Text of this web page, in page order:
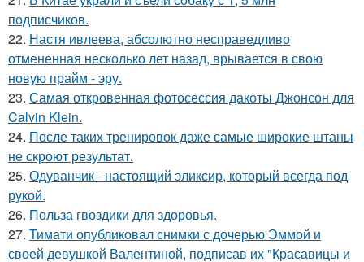
подписчиков.
22. Настя ивлеева, абсолютно несправедливо
отмененная несколько лет назад, врывается в свою
новую прайм - эру.
23. Самая откровенная фотосессия дакоты Джонсон для
Calvin Klein.
24. После таких тренировок даже самые широкие штаны
не скроют результат.
25. Одуванчик - настоящий эликсир, который всегда под
рукой.
26. Польза гвоздики для здоровья.
27. Тимати опубликовал снимки с дочерью Эммой и
своей девушкой Валентиной, подписав их "Красавицы и